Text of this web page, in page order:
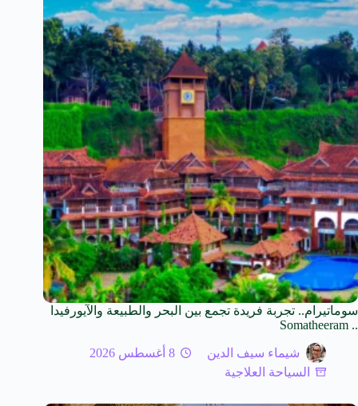
سوماتيرام.. تجربة فريدة تجمع بين البحر والطبيعة والآيورفيدا
.. Somatheeram
شيماء سيف الدين
8 أغسطس 2026
السياحة العلاجية